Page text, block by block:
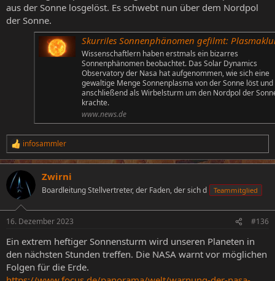
aus der Sonne losgelöst. Es schwebt nun über dem Nordpol
der Sonne.
Skurriles Sonnenphänomen gefilmt: Plasmaklumpen abgelöst! Sonnenwirbelsturm kracht um
Wissenschaftlern haben erstmals ein bizarres
Sonnenphänomen beobachtet. Das Solar Dynamics
Observatory der Nasa hat aufgenommen, wie sich eine
gewaltige Menge Sonnenplasma von der Sonne löst und
anschließend als Wirbelsturm um den Nordpol der
krachte.
www.news.de
R
e
a
k
t
i
e
:
infosammler
Zwirni
Boardleitung Stellvertreter, der Faden, der sich d Teammitglied
16. Dezember 2023 #136
Ein extrem heftiger Sonnensturm wird unseren Planeten in
den nächsten Stunden treffen. Die NASA warnt vor möglichen
Folgen für die Erde.